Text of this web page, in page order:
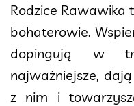
Rodzice Rawawika
bohaterowie.
dopingują w
najważniejsze,
z nim i